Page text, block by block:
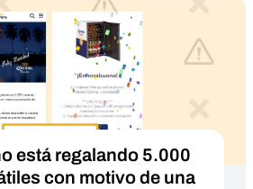
está regalando 5.000
con motivo de una